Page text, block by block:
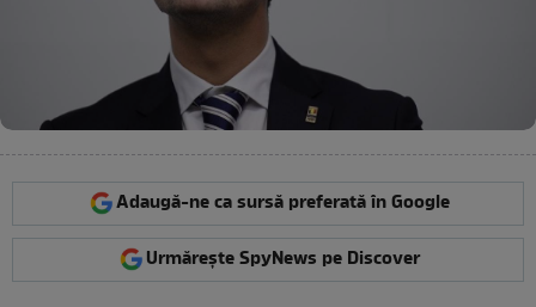
Adaugă-ne ca sursă preferată în Google
Urmărește SpyNews pe Discover